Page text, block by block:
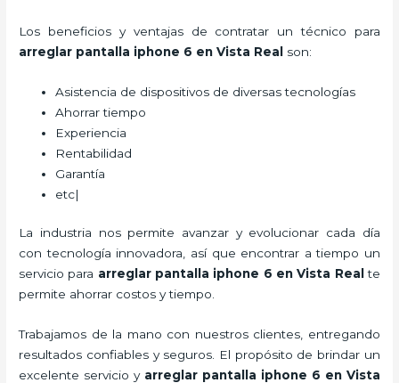
Los beneficios y ventajas de contratar un técnico para
arreglar pantalla iphone 6 en Vista Real son:
Asistencia de dispositivos de diversas tecnologías
Ahorrar tiempo
Experiencia
Rentabilidad
Garantía
etc|
La industria nos permite avanzar y evolucionar cada día
con tecnología innovadora, así que encontrar a tiempo un
servicio para arreglar pantalla iphone 6 en Vista Real te
permite ahorrar costos y tiempo.
Trabajamos de la mano con nuestros clientes, entregando
resultados confiables y seguros. El propósito de brindar un
excelente servicio y arreglar pantalla iphone 6 en Vista